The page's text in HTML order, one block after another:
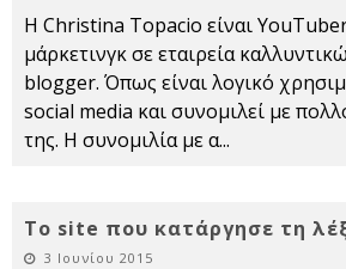
Η Christina Topacio είναι
μάρκετινγκ σε εταιρεία
blogger. Όπως είναι λογικό
social media και συνομιλεί με
της. Η συνομιλία με α...
Το site που κατάργησε τη
3 Ιουνίου 2015